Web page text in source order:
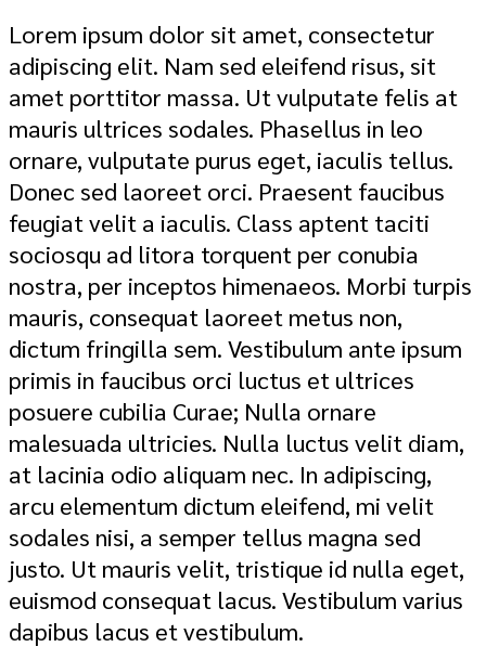
Lorem ipsum dolor sit amet, consectetur
adipiscing elit. Nam sed eleifend risus, sit
amet porttitor massa. Ut vulputate felis at
mauris ultrices sodales. Phasellus in leo
ornare, vulputate purus eget, iaculis tellus.
Donec sed laoreet orci. Praesent faucibus
feugiat velit a iaculis. Class aptent taciti
sociosqu ad litora torquent per conubia
nostra, per inceptos himenaeos. Morbi turpis
mauris, consequat laoreet metus non,
dictum fringilla sem. Vestibulum ante ipsum
primis in faucibus orci luctus et ultrices
posuere cubilia Curae; Nulla ornare
malesuada ultricies. Nulla luctus velit diam,
at lacinia odio aliquam nec. In adipiscing,
arcu elementum dictum eleifend, mi velit
sodales nisi, a semper tellus magna sed
justo. Ut mauris velit, tristique id nulla eget,
euismod consequat lacus. Vestibulum varius
dapibus lacus et vestibulum.